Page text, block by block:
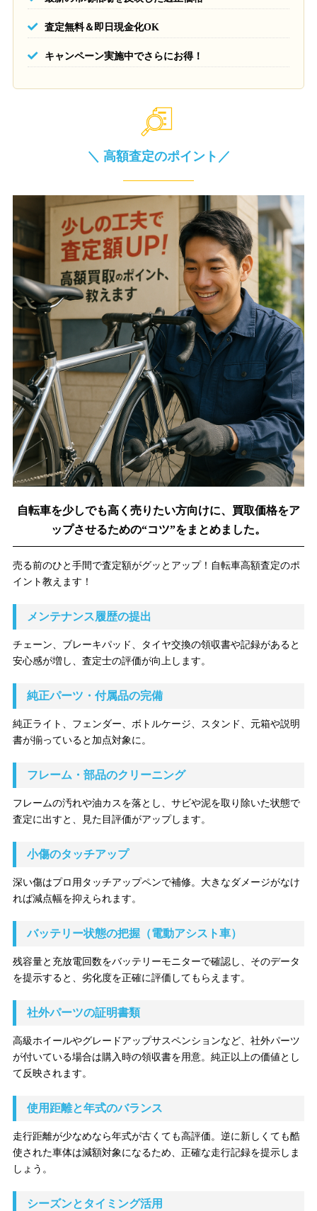
査定無料＆即日現金化OK
キャンペーン実施中でさらにお得！
＼ 高額査定のポイント／
自転車を少しでも高く売りたい方向けに、買取価格をア
ップさせるための“コツ”をまとめました。
売る前のひと手間で査定額がグッとアップ！自転車高額査定のポ
イント教えます！
メンテナンス履歴の提出
チェーン、ブレーキパッド、タイヤ交換の領収書や記録があると
安心感が増し、査定士の評価が向上します。
純正パーツ・付属品の完備
純正ライト、フェンダー、ボトルケージ、スタンド、元箱や説明
書が揃っていると加点対象に。
フレーム・部品のクリーニング
フレームの汚れや油カスを落とし、サビや泥を取り除いた状態で
査定に出すと、見た目評価がアップします。
小傷のタッチアップ
深い傷はプロ用タッチアップペンで補修。大きなダメージがなけ
れば減点幅を抑えられます。
バッテリー状態の把握（電動アシスト車）
残容量と充放電回数をバッテリーモニターで確認し、そのデータ
を提示すると、劣化度を正確に評価してもらえます。
社外パーツの証明書類
高級ホイールやグレードアップサスペンションなど、社外パーツ
が付いている場合は購入時の領収書を用意。純正以上の価値とし
て反映されます。
使用距離と年式のバランス
走行距離が少なめなら年式が古くても高評価。逆に新しくても酷
使された車体は減額対象になるため、正確な走行記録を提示しま
しょう。
シーズンとタイミング活用